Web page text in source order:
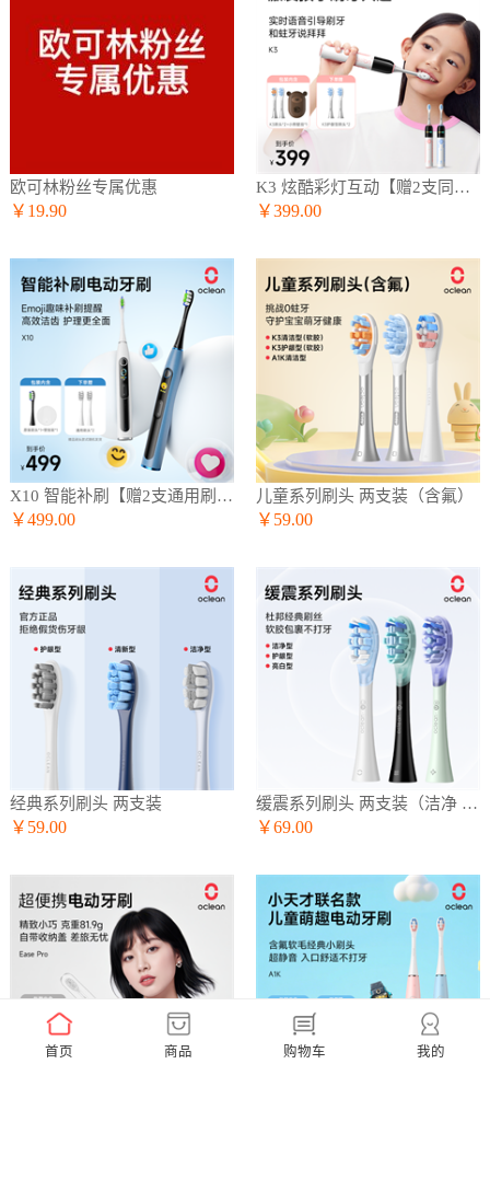
首页 商品 购物车 我的
欧可林粉丝专属优惠
￥19.90
K3 炫酷彩灯互动【赠2支同款刷头】
￥399.00
X10 智能补刷【赠2支通用刷头】
￥499.00
儿童系列刷头 两支装（含氟）
￥59.00
经典系列刷头 两支装
￥59.00
缓震系列刷头 两支装（洁净 护龈 亮白）
￥69.00